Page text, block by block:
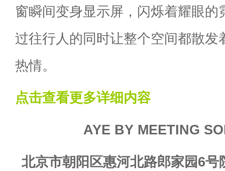
窗瞬间变身显示屏，闪烁着耀眼的
过往行人的同时让整个空间都散发
热情。
点击查看更多详细内容
AYE BY MEETING
北京市朝阳区惠河北路郎家园6号